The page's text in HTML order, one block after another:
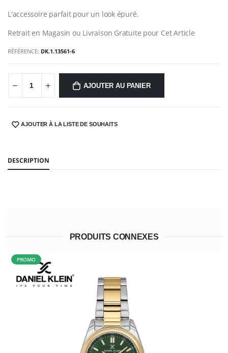
L'accessoire parfait pour un look épuré.
Retrait en Magasin ou Livraison Gratuite pour Cet Article
RÉFÉRENCE: DK.1.13561-6
AJOUTER AU PANIER
SHARE:AJOUTER À LA LISTE DE SOUHAITS
DESCRIPTION
PRODUITS CONNEXES
PROMO